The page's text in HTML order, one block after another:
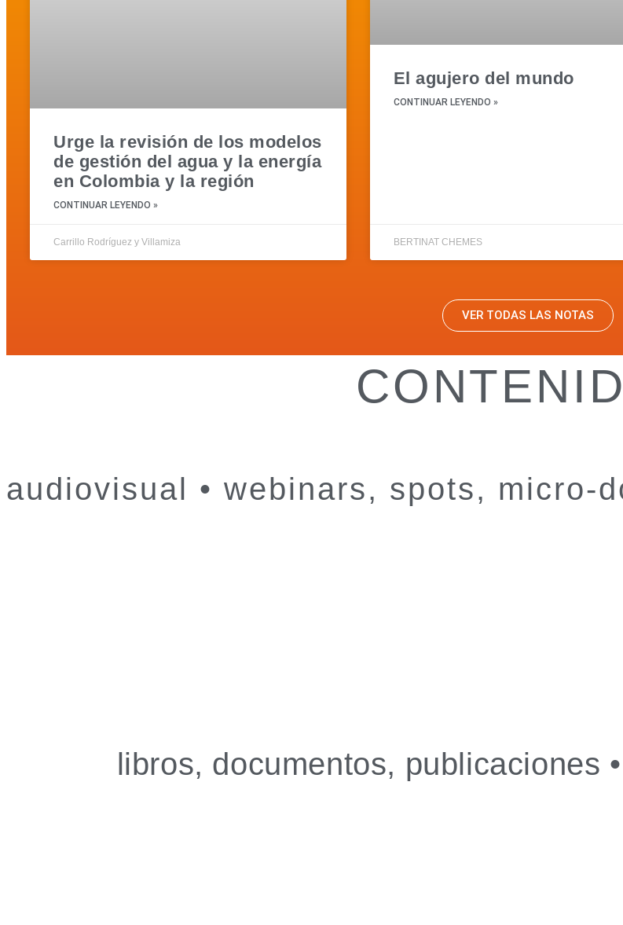
Urge la revisión de los modelos
de gestión del agua y la energía
en Colombia y la región
CONTINUAR LEYENDO »
Carrillo Rodríguez y Villamiza
El agujero del mundo
CONTINUAR LEYENDO »
BERTINAT CHEMES
VER TODAS LAS NOTAS
audiovisual • webinars, spots, micro-
libros, documentos, publicaciones